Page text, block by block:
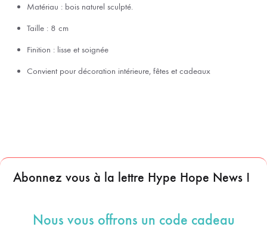
Matériau : bois naturel sculpté.
Taille : 8 cm
Finition : lisse et soignée
Convient pour décoration intérieure, fêtes et cadeaux
Abonnez vous à la lettre Hype Hope News !
Nous vous offrons un code cadeau